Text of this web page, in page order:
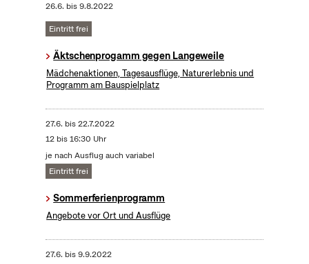
26.6. bis9.8.2022
Eintritt frei
Äktschenprogamm gegen Langeweile
Mädchenaktionen, Tagesausflüge, Naturerlebnis und
Programm am Bauspielplatz
27.6. bis22.7.2022
12 bis 16:30 Uhr
je nach Ausflug auch variabel
Eintritt frei
Sommerferienprogramm
Angebote vor Ort und Ausflüge
27.6. bis9.9.2022